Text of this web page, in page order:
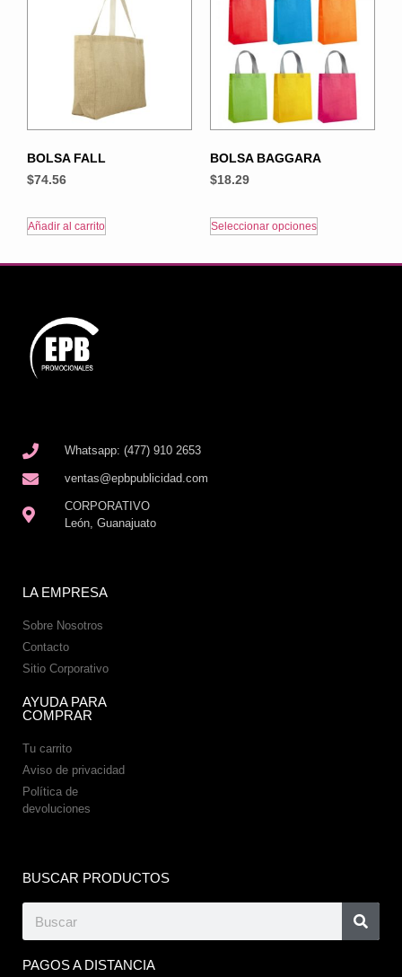
BOLSA FALL
$74.56
Añadir al carrito
BOLSA BAGGARA
$18.29
Seleccionar opciones
Whatsapp: (477) 910 2653
ventas@epbpublicidad.com
CORPORATIVO
León, Guanajuato
LA EMPRESA
Sobre Nosotros
Contacto
Sitio Corporativo
AYUDA PARA
COMPRAR
Tu carrito
Aviso de privacidad
Política de
devoluciones
BUSCAR PRODUCTOS
PAGOS A DISTANCIA